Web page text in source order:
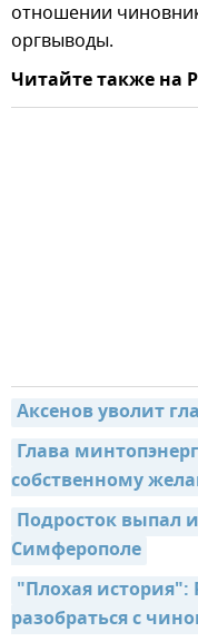
отношении
оргвыводы.
Читайте также на
Аксенов уволит
Глава
собственному
Подросток выпал
Симферополе
"Плохая история":
разобраться с